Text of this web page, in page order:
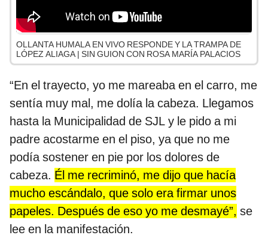
OLLANTA HUMALA EN VIVO RESPONDE Y LA TRAMPA DE
LÓPEZ ALIAGA | SIN GUION CON ROSA MARÍA PALACIOS
“En el trayecto, yo me mareaba en el carro, me
sentía muy mal, me dolía la cabeza. Llegamos
hasta la Municipalidad de SJL y le pido a mi
padre acostarme en el piso, ya que no me
podía sostener en pie por los dolores de
cabeza. Él me recriminó, me dijo que hacía
mucho escándalo, que solo era firmar unos
papeles. Después de eso yo me desmayé”, se
lee en la manifestación.